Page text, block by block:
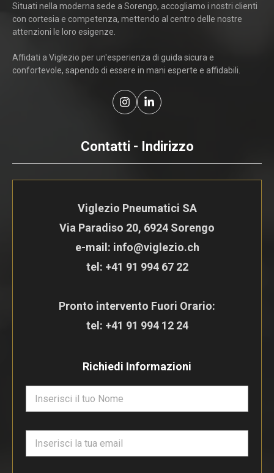
Situati nella moderna sede a Sorengo, accogliamo i nostri clienti
con cortesia e competenza, mettendo al centro delle nostre
attenzioni le loro esigenze.
Affidati a Viglezio per un'esperienza di guida sicura e
confortevole, sapendo di essere in mani esperte e affidabili.
Contatti - Indirizzo
Viglezio Pneumatici SA
Via Paradiso 20, 6924 Sorengo
e-mail: info@viglezio.ch
tel: +41 91 994 67 22
Pronto intervento Fuori Orario:
tel: +41 91 994 12 24
Richiedi Informazioni
m
a